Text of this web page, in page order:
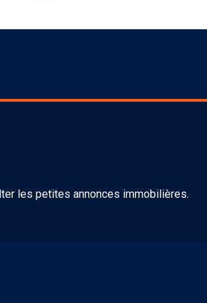
les petites annonces immobilières.